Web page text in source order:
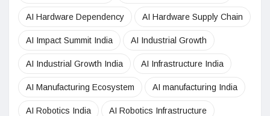
AI Hardware Dependency AI Hardware Supply Chain
AI Impact Summit India AI Industrial Growth
AI Industrial Growth India AI Infrastructure India
AI Manufacturing Ecosystem AI manufacturing India
AI Robotics India AI Robotics Infrastructure